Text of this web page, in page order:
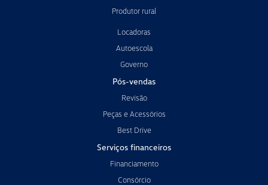
Produtor rural
Locadoras
Autoescola
Governo
Pós-vendas
Revisão
Peças e Acessórios
Best Drive
Serviços financeiros
Financiamento
Consórcio